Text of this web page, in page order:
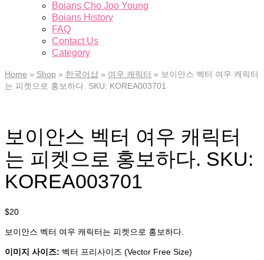
Boians Cho Joo Young
Boians History
FAQ
Contact Us
Category
Home » Shop » 한국어샵 » 여우 캐릭터 » 보이안스 벡터 여우 캐릭터
는 피켓으로 홍보하다. SKU: KOREA003701
보이안스 벡터 여우 캐릭터
는 피켓으로 홍보하다. SKU:
KOREA003701
$20
보이안스 벡터 여우 캐릭터는 피켓으로 홍보하다.
이미지 사이즈: 벡터 프리사이즈 (Vector Free Size)